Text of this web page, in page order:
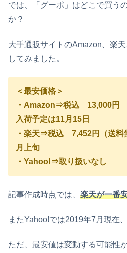
では、「グーポ」はどこで買う
か？
大手通販サイトのAmazon、楽
してみました。
＜最安価格＞
・Amazon⇒税込 13,000円
入荷予定は11月15日
・楽天⇒税込 7,452円（送料
月上旬
・Yahoo!⇒取り扱いなし
記事作成時点では、 楽天が一番
またYahoo!では2019年7月現在
ただ、最安値は変動する可能性